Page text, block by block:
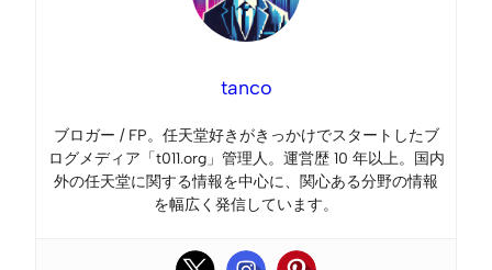
tanco
ブロガー / FP。任天堂好きがきっかけでスタートしたブ
ログメディア「t011.org」管理人。運営歴 10 年以上。国内
外の任天堂に関する情報を中心に、関心ある分野の情報
を幅広く発信しています。